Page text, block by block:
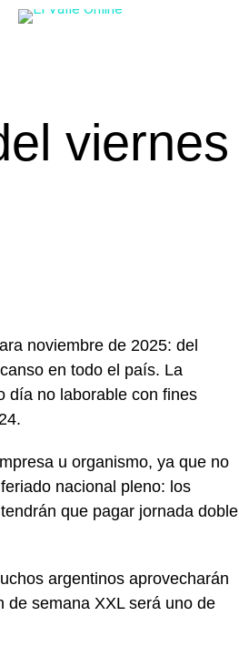
viernes
noviembre de 2025: del
en todo el país. La
día no laborable con fines
u organismo, ya que no
nacional pleno: los
que pagar jornada doble
argentinos aprovecharán
de semana XXL será uno de